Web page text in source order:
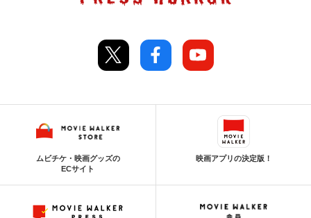
ムビチケ・映画グッズの
ECサイト
映画アプリの決定版！